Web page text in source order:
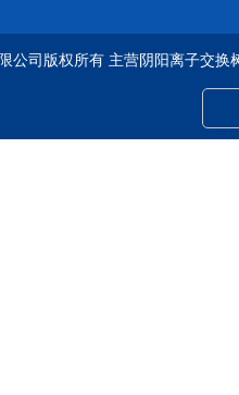
公司版权所有 主营阴阳离子交换